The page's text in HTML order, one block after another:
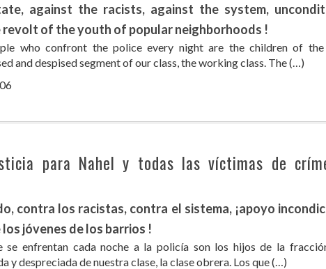
against the racists, against the system,
of the youth of popular neighborhoods !
who confront the police every night are the children of
and despised segment of our class, the working class. The (…)
para Nahel y todas las víctimas de
contra los racistas, contra el sistema, ¡apoyo
jóvenes de los barrios !
se enfrentan cada noche a la policía son los hijos de la
y despreciada de nuestra clase, la clase obrera. Los que (…)